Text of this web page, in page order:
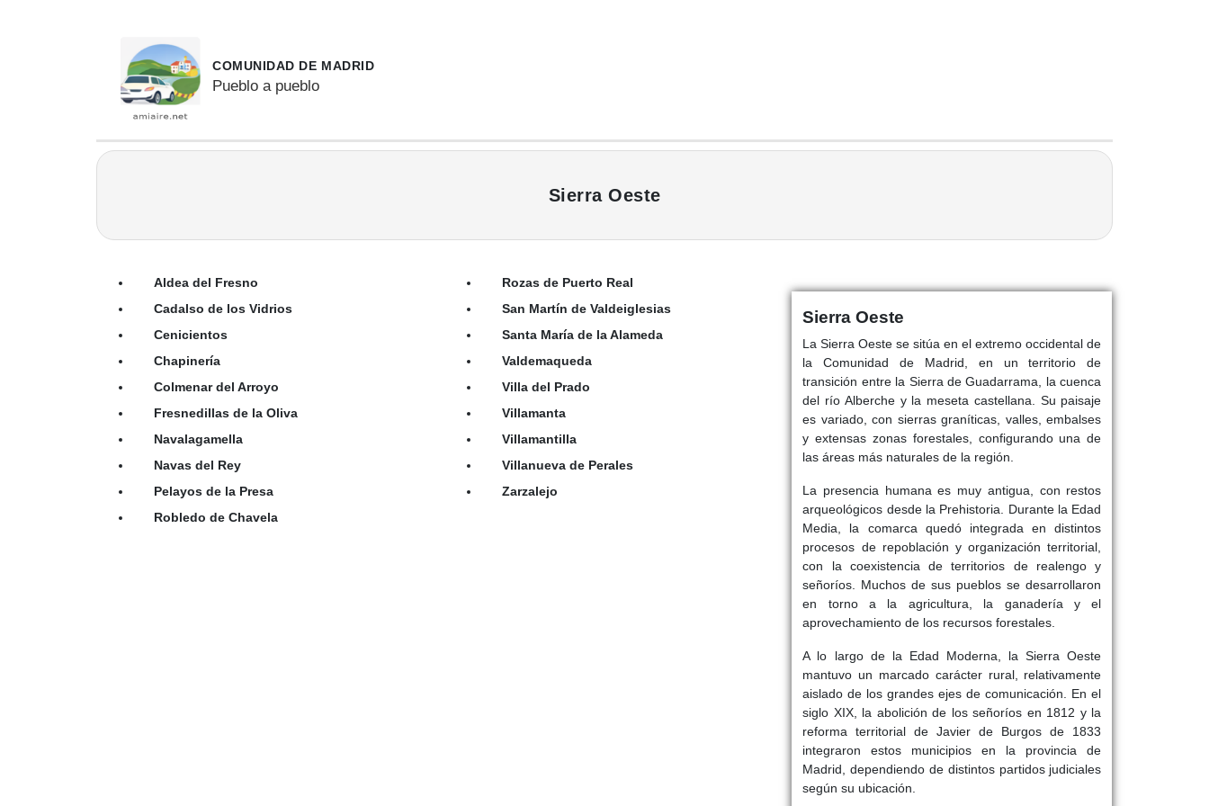
COMUNIDAD DE MADRID
Pueblo a pueblo
Sierra Oeste
Aldea del Fresno
Cadalso de los Vidrios
Cenicientos
Chapinería
Colmenar del Arroyo
Fresnedillas de la Oliva
Navalagamella
Navas del Rey
Pelayos de la Presa
Robledo de Chavela
Rozas de Puerto Real
San Martín de Valdeiglesias
Santa María de la Alameda
Valdemaqueda
Villa del Prado
Villamanta
Villamantilla
Villanueva de Perales
Zarzalejo
Sierra Oeste
La Sierra Oeste se sitúa en el extremo occidental de
la Comunidad de Madrid, en un territorio de
transición entre la Sierra de Guadarrama, la cuenca
del río Alberche y la meseta castellana. Su paisaje
es variado, con sierras graníticas, valles, embalses
y extensas zonas forestales, configurando una de
las áreas más naturales de la región.
La presencia humana es muy antigua, con restos
arqueológicos desde la Prehistoria. Durante la Edad
Media, la comarca quedó integrada en distintos
procesos de repoblación y organización territorial,
con la coexistencia de territorios de realengo y
señoríos. Muchos de sus pueblos se desarrollaron
en torno a la agricultura, la ganadería y el
aprovechamiento de los recursos forestales.
A lo largo de la Edad Moderna, la Sierra Oeste
mantuvo un marcado carácter rural, relativamente
aislado de los grandes ejes de comunicación. En el
siglo XIX, la abolición de los señoríos en 1812 y la
reforma territorial de Javier de Burgos de 1833
integraron estos municipios en la provincia de
Madrid, dependiendo de distintos partidos judiciales
según su ubicación.